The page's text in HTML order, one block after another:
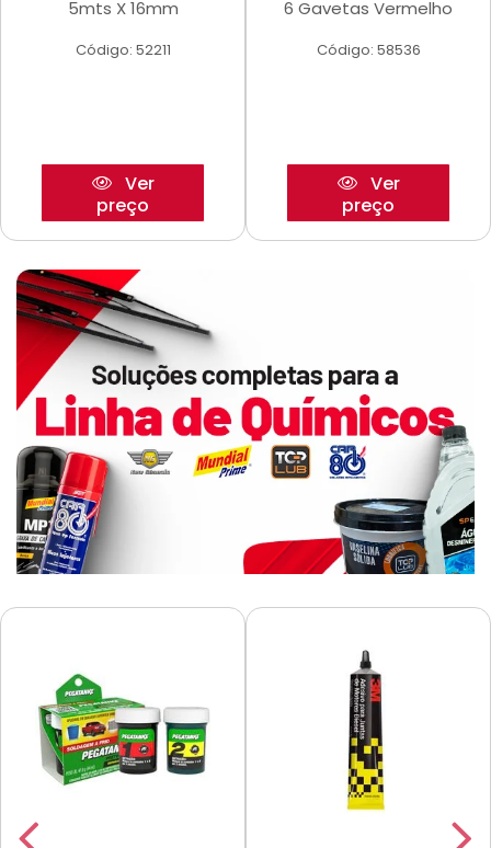
5mts X 16mm
Código: 52211
Ver
preço
6 Gavetas Vermelho
Código: 58536
Ver
preço